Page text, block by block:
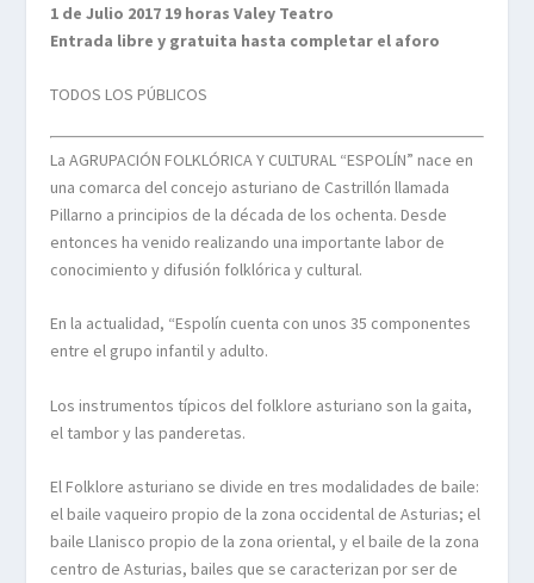
1 de Julio 2017 19 horas Valey Teatro
Entrada libre y gratuita hasta completar el aforo
TODOS LOS PÚBLICOS
La AGRUPACIÓN FOLKLÓRICA Y CULTURAL “ESPOLÍN” nace en
una comarca del concejo asturiano de Castrillón llamada
Pillarno a principios de la década de los ochenta. Desde
entonces ha venido realizando una importante labor de
conocimiento y difusión folklórica y cultural.
En la actualidad, “Espolín cuenta con unos 35 componentes
entre el grupo infantil y adulto.
Los instrumentos típicos del folklore asturiano son la gaita,
el tambor y las panderetas.
El Folklore asturiano se divide en tres modalidades de baile:
el baile vaqueiro propio de la zona occidental de Asturias; el
baile Llanisco propio de la zona oriental, y el baile de la zona
centro de Asturias, bailes que se caracterizan por ser de